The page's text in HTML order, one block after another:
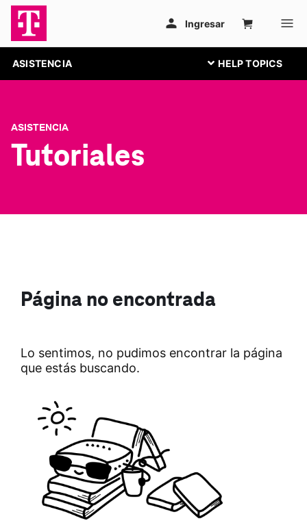
ASISTENCIA
ASISTENCIA
Tutoriales